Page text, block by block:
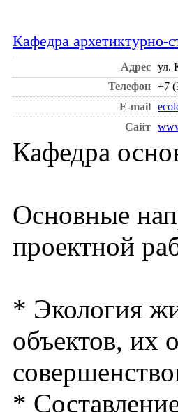
Кафедра архетиктурно-
Адрес
ул.
Телефон
+7
E-mail
Сайт
Кафедра
Основные
проектной
* Экология
объектов, их
*